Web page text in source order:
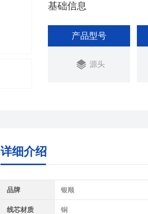
基础信息
产品型号
源头
详细介绍
品牌 银顺
线芯材质 铜